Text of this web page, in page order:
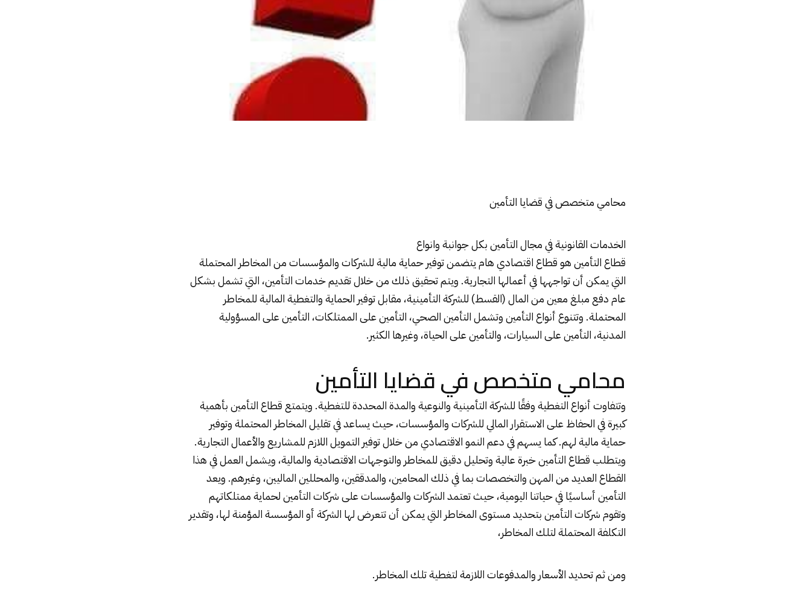
محامي متخصص في قضايا التأمين
الخدمات القانونية في مجالالتأمينبكل جوانبة وانواع
قطاعالتأمينهو قطاع اقتصادي هام يتضمن توفير حماية ماليةللشركاتوالمؤسسات من المخاطر المحتملة
التي يمكن أن تواجهها في أعمالها التجارية. ويتم تحقيق ذلك من خلال تقديم خدمات التأمين، التي تشمل بشكل
عام دفع مبلغ معين من المال (القسط) للشركة التأمينية، مقابل توفير الحماية والتغطية المالية للمخاطر
المحتملة. وتتنوع أنواع التأمين وتشمل التأمين الصحي، التأمين على الممتلكات، التأمين على المسؤولية
المدنية، التأمين على السيارات، والتأمين على الحياة، وغيرها الكثير.
محامي متخصص في قضايا التأمين
وتتفاوت أنواع التغطية وفقًا للشركة التأمينية والنوعية والمدة المحددة للتغطية. ويتمتع قطاع التأمين بأهمية
كبيرة في الحفاظ على الاستقرار المالي للشركات والمؤسسات، حيث يساعد في تقليل المخاطر المحتملة وتوفير
حماية مالية لهم. كما يسهم في دعم النمو الاقتصادي من خلال توفير التمويل اللازم للمشاريع والأعمال التجارية.
ويتطلب قطاع التأمين خبرة عالية وتحليل دقيق للمخاطر والتوجهات الاقتصادية والمالية، ويشمل العمل في هذا
القطاع العديد من المهن والتخصصات بما في ذلك المحامين، والمدققين، والمحللين الماليين، وغيرهم. ويعد
التأمين أساسيًا في حياتنا اليومية، حيث تعتمد الشركات والمؤسسات على شركات التأمين لحماية ممتلكاتهم
وتقوم شركات التأمين بتحديد مستوى المخاطر التي يمكن أن تتعرض لها الشركة أو المؤسسة المؤمنة لها، وتقدير
التكلفة المحتملة لتلك المخاطر،
ومن ثم تحديد الأسعار والمدفوعات اللازمة لتغطية تلك المخاطر.